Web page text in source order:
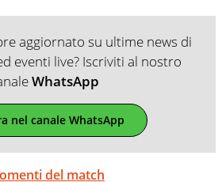
aggiornato su ultime news di
eventi live? Iscriviti al nostro
WhatsApp
nel canale WhatsApp
del match